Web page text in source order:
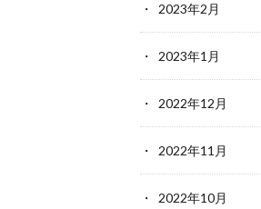
2023年2月
2023年1月
2022年12月
2022年11月
2022年10月